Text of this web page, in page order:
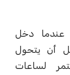
عندما دخل
أن يتحول
لساعات